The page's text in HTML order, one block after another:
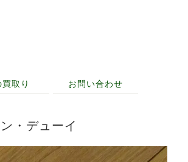
取り お問い合わせ
・デューイ